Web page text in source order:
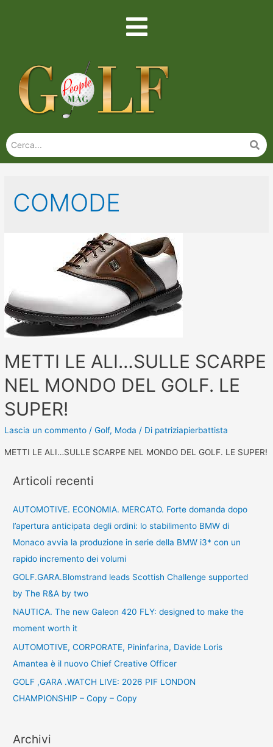
COMODE
METTI LE ALI…SULLE SCARPE
NEL MONDO DEL GOLF. LE
SUPER!
Lascia un commento /Golf, Moda / Di patriziapierbattista
METTI LE ALI…SULLE SCARPE NEL MONDO DEL GOLF. LE SUPER!
Articoli recenti
AUTOMOTIVE. ECONOMIA. MERCATO. Forte domanda dopo
l’apertura anticipata degli ordini: lo stabilimento BMW di
Monaco avvia la produzione in serie della BMW i3* con un
rapido incremento dei volumi
GOLF.GARA.Blomstrand leads Scottish Challenge supported
by The R&A by two
NAUTICA. The new Galeon 420 FLY: designed to make the
moment worth it
AUTOMOTIVE, CORPORATE, Pininfarina, Davide Loris
Amantea è il nuovo Chief Creative Officer
GOLF ,GARA .WATCH LIVE: 2026 PIF LONDON
CHAMPIONSHIP – Copy – Copy
Archivi